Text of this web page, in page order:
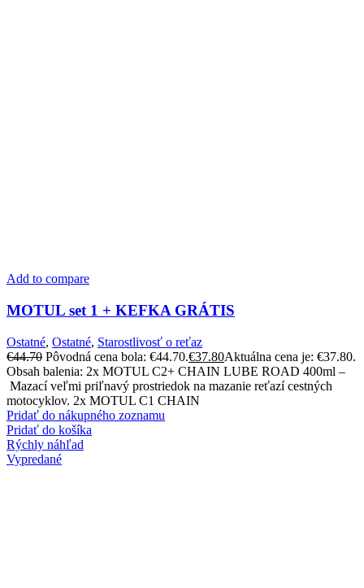
Add to compare
MOTUL set 1 + KEFKA GRÁTIS
Ostatné, Ostatné, Starostlivosť o reťaz
€44.70 Pôvodná cena bola: €44.70.€37.80Aktuálna cena je: €37.80.
Obsah balenia: 2x MOTUL C2+ CHAIN LUBE ROAD 400ml –
Mazací veľmi priľnavý prostriedok na mazanie reťazí cestných
motocyklov. 2x MOTUL C1 CHAIN
Pridať do nákupného zoznamu
Pridať do košíka
Rýchly náhľad
Vypredané